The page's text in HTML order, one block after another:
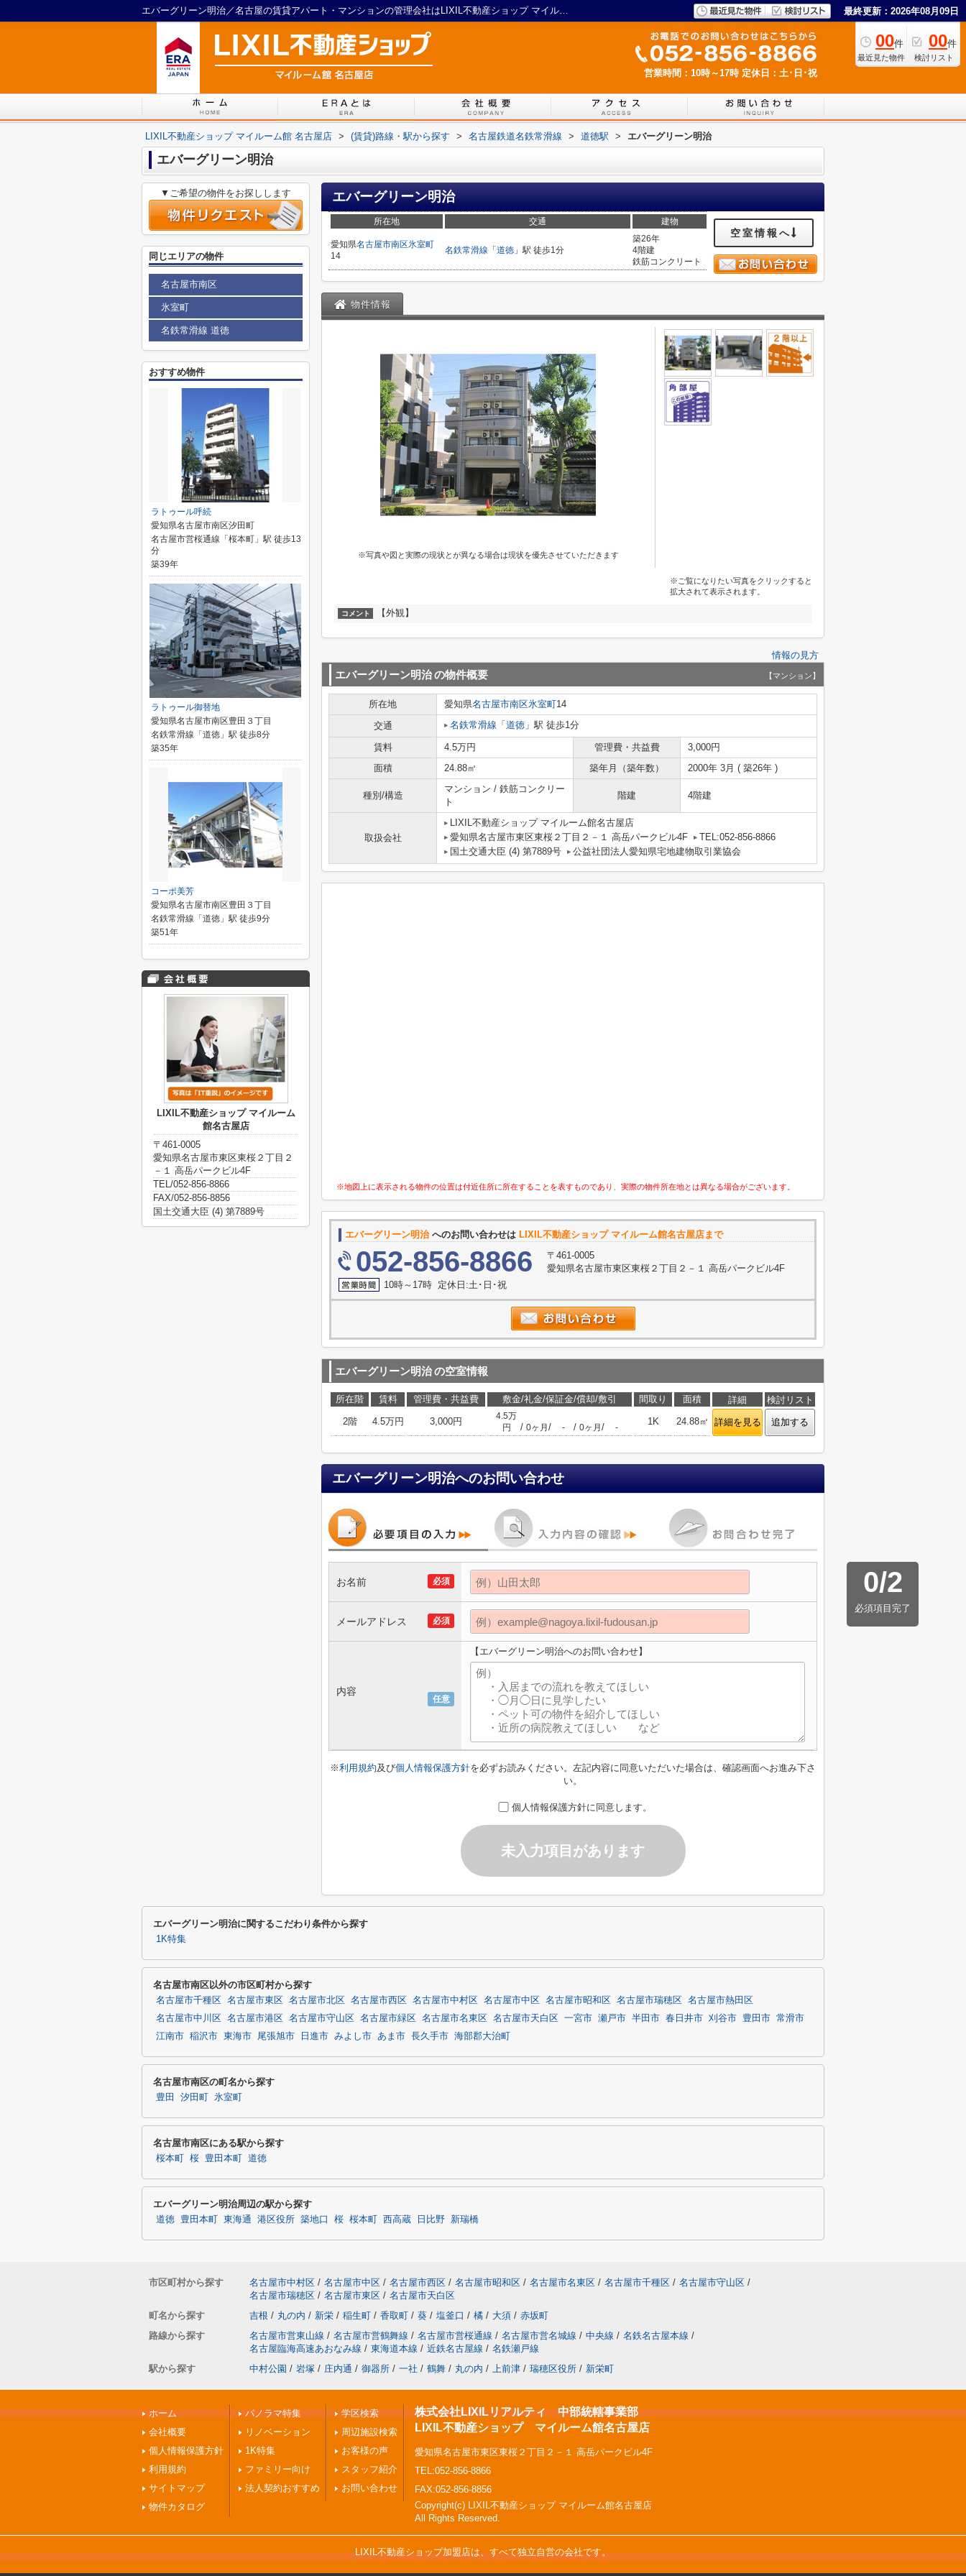
エバーグリーン明治／名古屋の賃貸アパート・マンションの管理会社はLIXIL不動産ショップ マイルーム館 名古屋店 最終更新：2026年08月09日
00件
最近見た物件
00件
検討リスト
営業時間：10時～17時 定休日：土･日･祝
LIXIL不動産ショップ マイルーム館 名古屋店 > (賃貸)路線・駅から探す > 名古屋鉄道名鉄常滑線 > 道徳駅 > エバーグリーン明治
エバーグリーン明治
エバーグリーン明治
所在地 交通 建物
愛知県名古屋市南区氷室町
14
名鉄常滑線 「 道徳 」駅 徒歩1分
築26年
4階建
鉄筋コンクリート
空室情報へ
物件情報
※写真や図と実際の現状とが異なる場合は現状を優先させていただきます
※ご覧になりたい写真をクリックすると
拡大されて表示されます。
コメント 【外観】
情報の見方
エバーグリーン明治の物件概要 【マンション】
所在地 愛知県名古屋市南区氷室町14
交通
名鉄常滑線 「 道徳 」駅 徒歩1分
賃料 4.5万円 管理費・共益費
3,000円
面積
24.88㎡ 築年月（築年数） 2000年 3月 ( 築26年 )
種別/構造
マンション / 鉄筋コンクリー
ト
階建 4階建
取扱会社
LIXIL不動産ショップ マイルーム館名古屋店
愛知県名古屋市東区東桜２丁目２－１ 高岳パークビル4F
TEL:052-856-8866
国土交通大臣 (4) 第7889号
公益社団法人愛知県宅地建物取引業協会
※地図上に表示される物件の位置は付近住所に所在することを表すものであり、実際の物件所在地とは異なる場合がございます。
エバーグリーン明治へのお問い合わせは LIXIL不動産ショップ マイルーム館名古屋店まで
052-856-8866
〒461-0005
愛知県名古屋市東区東桜２丁目２－１ 高岳パークビル4F
10時～17時 定休日:土･日･祝
エバーグリーン明治の空室情報
所在階 賃料 管理費・共益費 敷金/礼金/保証金/償却/敷引 間取り 面積 詳細
検討リスト
2階
4.5万円 3,000円
4.5万
円
/ 0ヶ月 / - / 0ヶ月 / -
1K 24.88㎡ 詳細を見る 追加する
エバーグリーン明治へのお問い合わせ
0/2
必須項目完了
必須
お名前
必須
メールアドレス
任意
内容
【エバーグリーン明治へのお問い合わせ】
※利用規約及び個人情報保護方針を必ずお読みください。左記内容に同意いただいた場合は、確認画面へお進み下さ
い。
個人情報保護方針に同意します。
未入力項目があります
▼ご希望の物件をお探しします
同じエリアの物件
名古屋市南区
氷室町
名鉄常滑線 道徳
おすすめ物件
ラトゥール呼続
愛知県名古屋市南区汐田町
名古屋市営桜通線「桜本町」駅 徒歩13
分
築39年
ラトゥール御替地
愛知県名古屋市南区豊田３丁目
名鉄常滑線「道徳」駅 徒歩8分
築35年
コーポ美芳
愛知県名古屋市南区豊田３丁目
名鉄常滑線「道徳」駅 徒歩9分
築51年
LIXIL不動産ショップ マイルーム
館名古屋店
〒461-0005
愛知県名古屋市東区東桜２丁目２
－１ 高岳パークビル4F
TEL/052-856-8866
FAX/052-856-8856
国土交通大臣 (4) 第7889号
エバーグリーン明治に関するこだわり条件から探す
1K特集
名古屋市南区以外の市区町村から探す
名古屋市千種区 名古屋市東区 名古屋市北区 名古屋市西区 名古屋市中村区 名古屋市中区 名古屋市昭和区 名古屋市瑞穂区
名古屋市熱田区
名古屋市中川区
名古屋市港区 名古屋市守山区 名古屋市緑区 名古屋市名東区 名古屋市天白区 一宮市 瀬戸市 半田市 春日井市 刈谷市 豊田市 常滑市
江南市 稲沢市 東海市 尾張旭市 日進市 みよし市 あま市 長久手市 海部郡大治町
名古屋市南区の町名から探す
豊田 汐田町 氷室町
名古屋市南区にある駅から探す
桜本町 桜 豊田本町 道徳
エバーグリーン明治周辺の駅から探す
道徳 豊田本町 東海通 港区役所 築地口 桜 桜本町 西高蔵 日比野 新瑞橋
市区町村から探す 名古屋市中村区 / 名古屋市中区 / 名古屋市西区 / 名古屋市昭和区 / 名古屋市名東区 / 名古屋市千種区 / 名古屋市守山区 /
名古屋市瑞穂区 / 名古屋市東区 / 名古屋市天白区
町名から探す
吉根 / 丸の内 / 新栄 / 稲生町 / 香取町 / 葵 / 塩釜口 / 橘 / 大須 / 赤坂町
路線から探す
名古屋市営東山線 / 名古屋市営鶴舞線 / 名古屋市営桜通線 / 名古屋市営名城線 / 中央線 / 名鉄名古屋本線 /
名古屋臨海高速あおなみ線 / 東海道本線 / 近鉄名古屋線 / 名鉄瀬戸線
駅から探す
中村公園 / 岩塚 / 庄内通 / 御器所 / 一社 / 鶴舞 / 丸の内 / 上前津 / 瑞穂区役所 / 新栄町
ホーム
会社概要
個人情報保護方針
利用規約
サイトマップ
物件カタログ
パノラマ特集
リノベーション
1K特集
ファミリー向け
法人契約おすすめ
学区検索
周辺施設検索
お客様の声
スタッフ紹介
お問い合わせ
株式会社LIXILリアルティ 中部統轄事業部
LIXIL不動産ショップ マイルーム館名古屋店
愛知県名古屋市東区東桜２丁目２－１ 高岳パークビル4F
TEL:052-856-8866
FAX:052-856-8856
Copyright(c) LIXIL不動産ショップ マイルーム館名古屋店
All Rights Reserved.
LIXIL不動産ショップ加盟店は、すべて独立自営の会社です。